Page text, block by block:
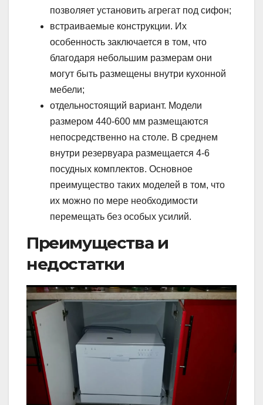
позволяет установить агрегат под сифон;
встраиваемые конструкции. Их
особенность заключается в том, что
благодаря небольшим размерам они
могут быть размещены внутри кухонной
мебели;
отдельностоящий вариант. Модели
размером 440-600 мм размещаются
непосредственно на столе. В среднем
внутри резервуара размещается 4-6
посудных комплектов. Основное
преимущество таких моделей в том, что
их можно по мере необходимости
перемещать без особых усилий.
Преимущества и
недостатки